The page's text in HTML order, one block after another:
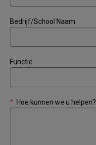
Bedrijf/School Naam
Functie
Hoe kunnen we u helpen?
*